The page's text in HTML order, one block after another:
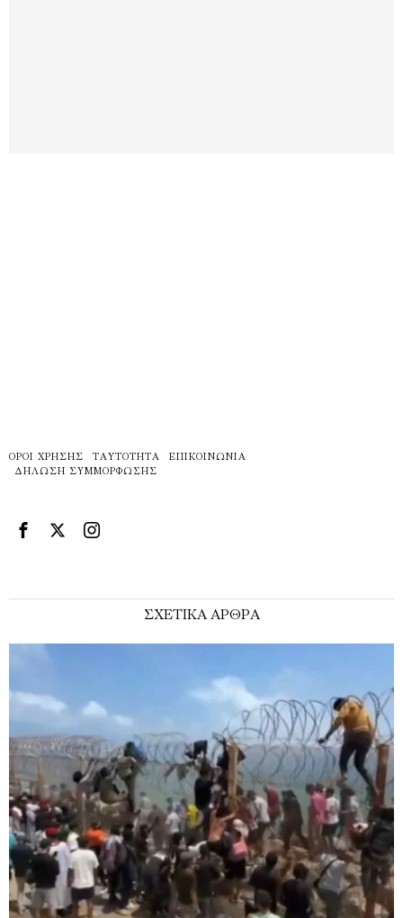
ΌΡΟΙ ΧΡΉΣΗΣ ΤΑΥΤΌΤΗΤΑ
ΕΠΙΚΟΙΝΩΝΊΑ
ΔΉΛΩΣΗ ΣΥΜΜΌΡΦΩΣΗΣ
ΣΧΕΤΙΚΑ ΑΡΘΡΑ